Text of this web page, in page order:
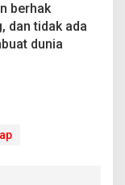
berhak
dan tidak ada
dunia